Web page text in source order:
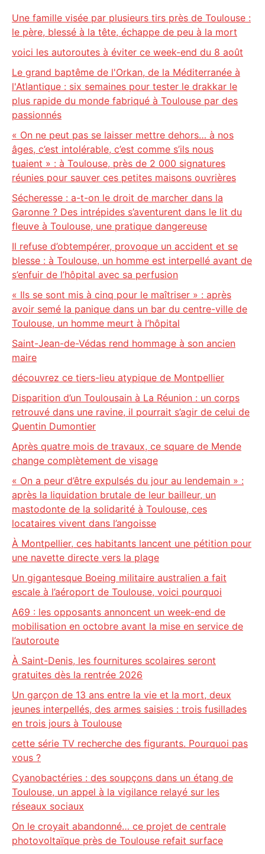
Une famille visée par plusieurs tirs près de Toulouse :
le père, blessé à la tête, échappe de peu à la mort
voici les autoroutes à éviter ce week-end du 8 août
Le grand baptême de l'Orkan, de la Méditerranée à
l'Atlantique : six semaines pour tester le drakkar le
plus rapide du monde fabriqué à Toulouse par des
passionnés
« On ne peut pas se laisser mettre dehors… à nos
âges, c’est intolérable, c’est comme s’ils nous
tuaient » : à Toulouse, près de 2 000 signatures
réunies pour sauver ces petites maisons ouvrières
Sécheresse : a-t-on le droit de marcher dans la
Garonne ? Des intrépides s’aventurent dans le lit du
fleuve à Toulouse, une pratique dangereuse
Il refuse d’obtempérer, provoque un accident et se
blesse : à Toulouse, un homme est interpellé avant de
s’enfuir de l’hôpital avec sa perfusion
« Ils se sont mis à cinq pour le maîtriser » : après
avoir semé la panique dans un bar du centre-ville de
Toulouse, un homme meurt à l’hôpital
Saint-Jean-de-Védas rend hommage à son ancien
maire
découvrez ce tiers-lieu atypique de Montpellier
Disparition d’un Toulousain à La Réunion : un corps
retrouvé dans une ravine, il pourrait s’agir de celui de
Quentin Dumontier
Après quatre mois de travaux, ce square de Mende
change complètement de visage
« On a peur d’être expulsés du jour au lendemain » :
après la liquidation brutale de leur bailleur, un
mastodonte de la solidarité à Toulouse, ces
locataires vivent dans l’angoisse
À Montpellier, ces habitants lancent une pétition pour
une navette directe vers la plage
Un gigantesque Boeing militaire australien a fait
escale à l’aéroport de Toulouse, voici pourquoi
A69 : les opposants annoncent un week-end de
mobilisation en octobre avant la mise en service de
l’autoroute
À Saint-Denis, les fournitures scolaires seront
gratuites dès la rentrée 2026
Un garçon de 13 ans entre la vie et la mort, deux
jeunes interpellés, des armes saisies : trois fusillades
en trois jours à Toulouse
cette série TV recherche des figurants. Pourquoi pas
vous ?
Cyanobactéries : des soupçons dans un étang de
Toulouse, un appel à la vigilance relayé sur les
réseaux sociaux
On le croyait abandonné… ce projet de centrale
photovoltaïque près de Toulouse refait surface